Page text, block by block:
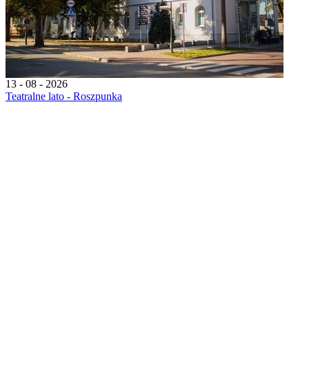
13 - 08 - 2026
Teatralne lato - Roszpunka